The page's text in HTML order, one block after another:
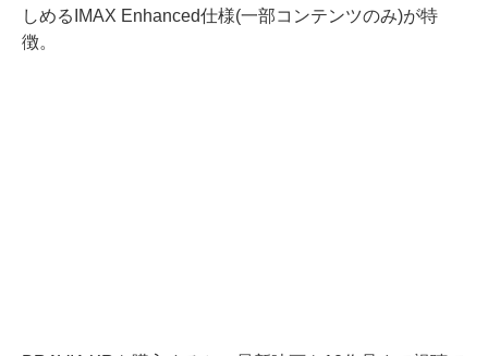
しめるIMAX Enhanced仕様(一部コンテンツのみ)が特
徴。